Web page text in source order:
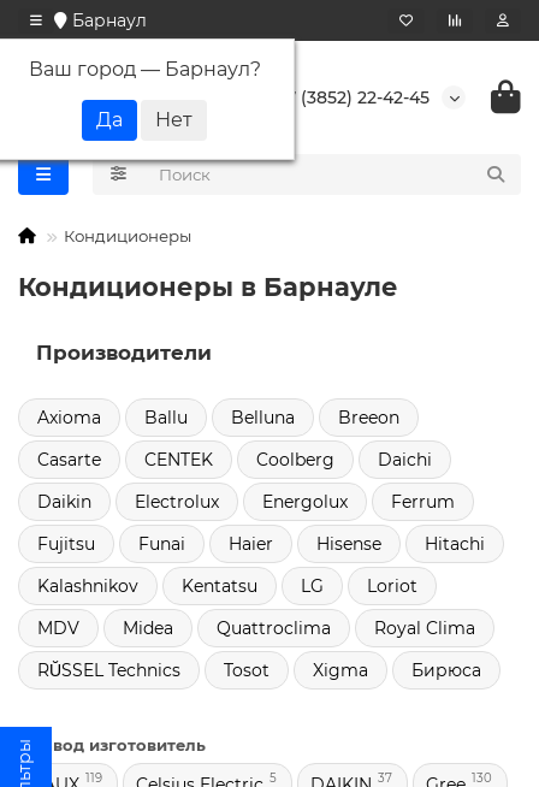
Барнаул
Ваш город — Барнаул?
+7 (3852) 22-42-45
Кондиционеры
Кондиционеры в Барнауле
Производители
Axioma Ballu Belluna
Breeon
Casarte
CENTEK Coolberg
Daichi
Daikin
Electrolux Energolux
Ferrum
Fujitsu
Funai Haier Hisense
Hitachi
Kalashnikov
Kentatsu LG
Loriot
MDV
Midea Quattroclima
Royal Clima
RŬSSEL Technics
Tosot Xigma Бирюса
Завод изготовитель
119 5 37 130